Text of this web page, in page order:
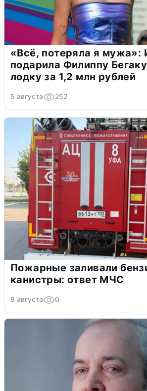
«Всё, потеряла я мужа»:
подарила Филиппу
лодку за 1,2 млн рублей
5 августа 252
Пожарные заливали
канистры: ответ МЧС
8 августа 0